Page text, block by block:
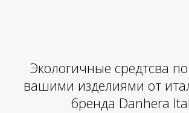
Экологичные средтсва по
вашими изделиями от
бренда Danhera